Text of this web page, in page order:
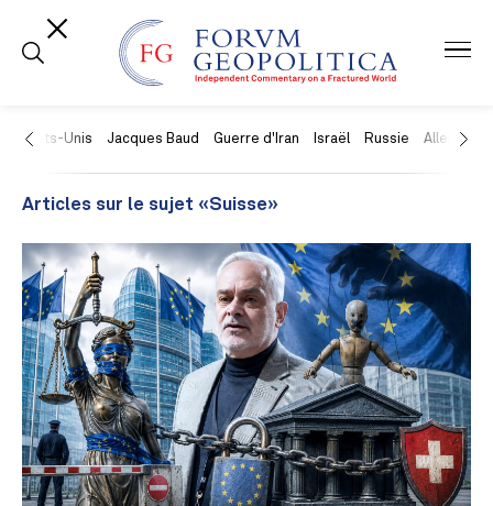
États-Unis Jacques Baud Guerre d'Iran Israël Russie Allemagne
Articles sur le sujet «Suisse»